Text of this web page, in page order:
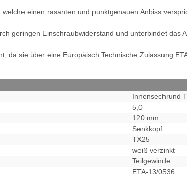
einen rasanten und punktgenauen Anbiss
geringen Einschraubwiderstand und unterbindet das
da sie über eine Europäisch Technische Zulassung
Innensechrund
5,0
120 mm
Senkkopf
TX25
weiß verzinkt
Teilgewinde
ETA-13/0536